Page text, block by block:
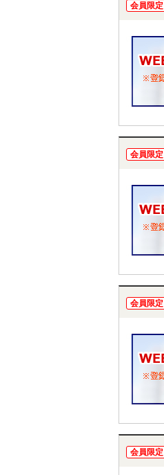
会員限定
会員限定
会員限定
会員限定